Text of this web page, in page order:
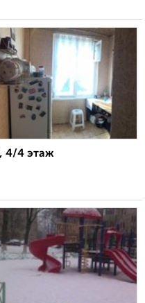
4/4 этаж